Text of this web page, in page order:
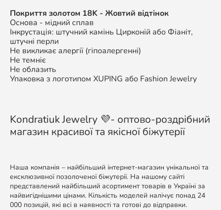
Покриття золотом 18K - Жовтий відтінок
Основа - мідний сплав
Інкрустація: штучний камінь Цирконій або Фіаніт,
штучні перли
Не викликає алергії (гіпоалергенні)
Не темніє
Не облазить
Упаковка з логотипом XUPING або Fashion Jewelry
Kondratiuk Jewelry 💜- оптово-роздрібний
магазин красивої та якісної біжутерії
Наша компанія – найбільший інтернет-магазин унікальної та
ексклюзивної позолоченої біжутерії. На нашому сайті
представлений найбільший асортимент товарів в Україні за
найвигіднішими цінами. Кількість моделей налічує понад 24
000 позицій, які всі в наявності та готові до відправки.